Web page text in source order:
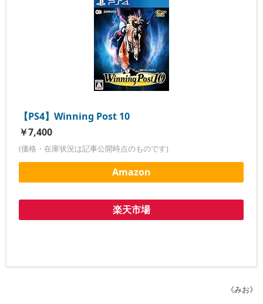
【PS4】Winning Post 10
￥7,400
(価格・在庫状況は記事公開時点のものです)
Amazon
楽天市場
《みお》